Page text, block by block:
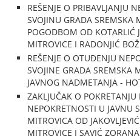
REŠENJE O PRIBAVLJANJU
SVOJINU GRADA SREMSKA
POGODBOM OD KOTARLIĆ
MITROVICE I RADONJIĆ
REŠENJE O OTUĐENJU
SVOJINE GRADA SREMSKA
JAVNOG NADMETANJA -
ZAKLJUČAK O POKRETANJU
NEPOKRETNOSTI U JAVNU
MITROVICA OD
MITROVICE I SAVIĆ